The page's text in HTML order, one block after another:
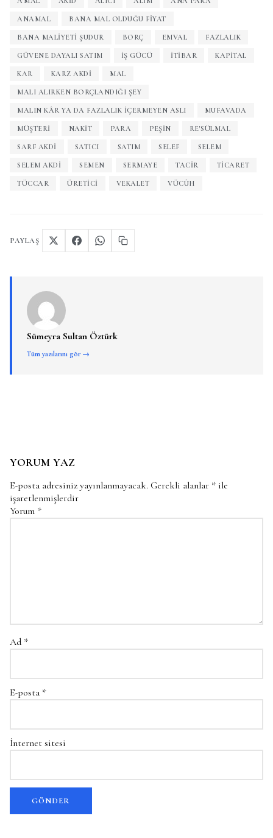
ANAMAL BANA MAL OLDUĞU FIYAT
BANA MALIYETI ŞUDUR BORÇ EMVAL FAZLALIK
GÜVENE DAYALI SATIM IŞ GÜCÜ ITIBAR KAPITAL
KAR KARZ AKDI MAL
MALI ALIRKEN BORÇLANDIĞI ŞEY
MALIN KÂR YA DA FAZLALIK IÇERMEYEN ASLI MUFAVADA
MÜŞTERI NAKIT PARA PEŞIN RE'SÜLMAL
SARF AKDI SATICI SATIM SELEF SELEM
SELEM AKDI SEMEN SERMAYE TACIR TICARET
TÜCCAR ÜRETICI VEKALET VÜCÛH
PAYLAŞ
Sümeyra Sultan Öztürk
Tüm yazılarını gör →
YORUM YAZ
E-posta adresiniz yayınlanmayacak. Gerekli alanlar * ile
işaretlenmişlerdir
Yorum *
Ad *
E-posta *
İnternet sitesi